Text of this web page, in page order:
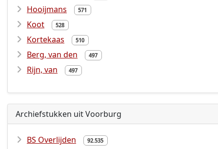
Hooijmans 571
Koot 528
Kortekaas 510
Berg, van den 497
Rijn, van 497
Archiefstukken uit Voorburg
BS Overlijden 92.535